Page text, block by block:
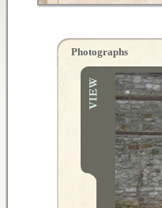
Photographs